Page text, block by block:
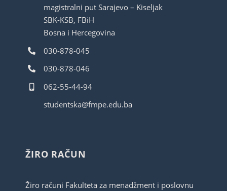
magistralni put Sarajevo – Kiseljak
SBK-KSB, FBiH
Bosna i Hercegovina
030-878-045
030-878-046
062-55-44-94
studentska@fmpe.edu.ba
ŽIRO RAČUN
Žiro računi Fakulteta za menadžment i poslovnu